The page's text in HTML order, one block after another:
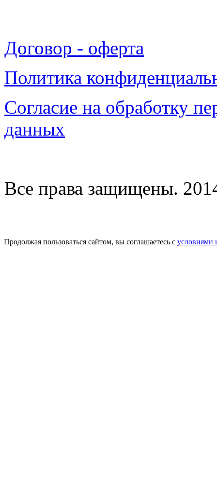
Договор - оферта
Политика
Согласие на обработку
данных
Все права защищены.
Продолжая пользоваться сайтом, вы соглашаетесь с условиями